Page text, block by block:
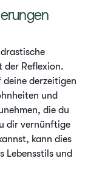
der Reflexion.
derzeitigen
und
die du
dir vernünftige
kann dies
Lebensstils und